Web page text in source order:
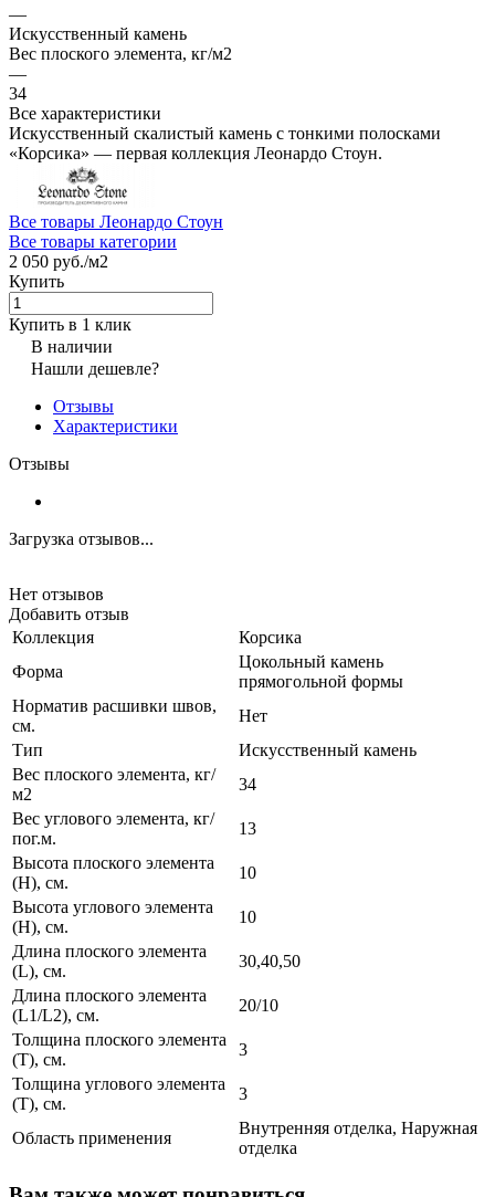
—
Искусственный камень
Вес плоского элемента, кг/м2
—
34
Все характеристики
Искусственный скалистый камень с тонкими полосками
«Корсика» — первая коллекция Леонардо Стоун.
Все товары Леонардо Стоун
Все товары категории
2 050 руб./м2
Купить
Купить в 1 клик
В наличии
Нашли дешевле?
Отзывы
Характеристики
Отзывы
Загрузка отзывов...
Нет отзывов
Добавить отзыв
Коллекция
Корсика
Форма
Цокольный камень
прямогольной формы
Норматив расшивки швов,
см.
Нет
Тип
Искусственный камень
Вес плоского элемента, кг/
м2
34
Вес углового элемента, кг/
пог.м.
13
Высота плоского элемента
(H), см.
10
Высота углового элемента
(H), см.
10
Длина плоского элемента
(L), см.
30,40,50
Длина плоского элемента
(L1/L2), см.
20/10
Толщина плоского элемента
(T), см.
3
Толщина углового элемента
(T), см.
3
Область применения
Внутренняя отделка, Наружная
отделка